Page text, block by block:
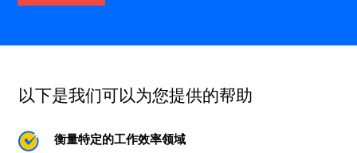
以下是我们可以为您提供的帮助
衡量特定的工作效率领域